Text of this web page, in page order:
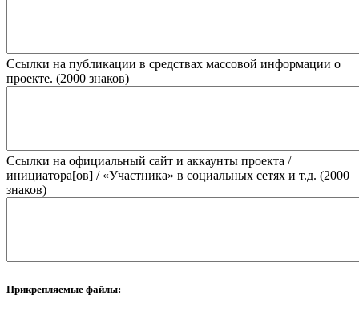
Ссылки на публикации в средствах массовой информации о
проекте. (2000 знаков)
Ссылки на официальный сайт и аккаунты проекта /
инициатора[ов] / «Участника» в социальных сетях и т.д. (2000
знаков)
Прикрепляемые файлы: